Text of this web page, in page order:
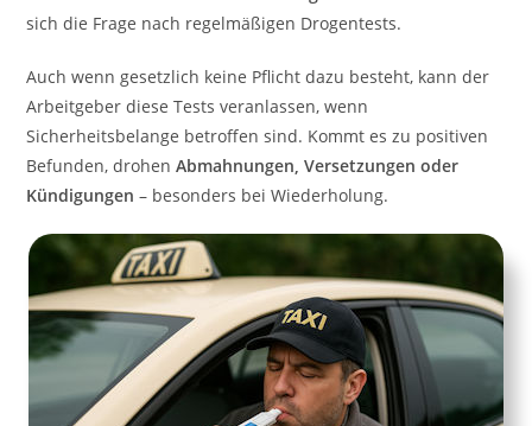
sich die Frage nach regelmäßigen Drogentests.
Auch wenn gesetzlich keine Pflicht dazu besteht, kann der
Arbeitgeber diese Tests veranlassen, wenn
Sicherheitsbelange betroffen sind. Kommt es zu positiven
Befunden, drohenAbmahnungen, Versetzungen oder
Kündigungen – besonders bei Wiederholung.